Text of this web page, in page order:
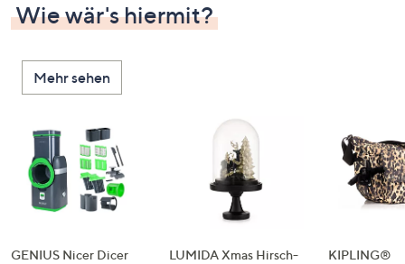
Wie wär's hiermit?
Mehr sehen
GENIUS Nicer Dicer
LUMIDA Xmas Hirsch-
KIPLING®